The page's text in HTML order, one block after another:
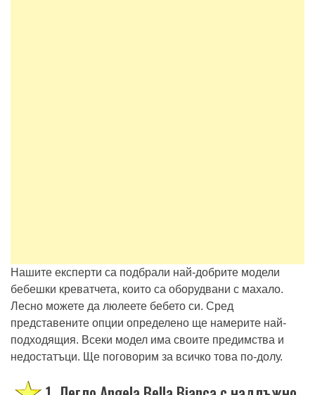
Нашите експерти са подбрали най-добрите модели
бебешки креватчета, които са оборудвани с махало.
Лесно можете да люлеете бебето си. Сред
представените опции определено ще намерите най-
подходящия. Всеки модел има своите предимства и
недостатъци. Ще поговорим за всичко това по-долу.